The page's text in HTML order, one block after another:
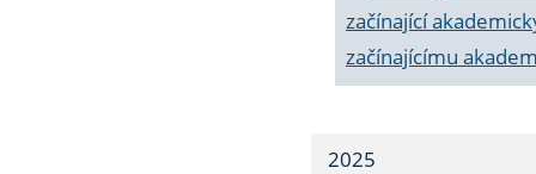
začínající
začínajícímu
2025